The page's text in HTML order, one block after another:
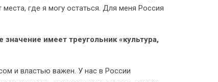
где я могу остаться. Для меня Россия
имеет треугольник «культура,
и властью важен. У нас в России